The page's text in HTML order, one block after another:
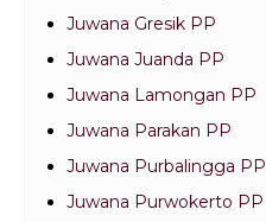
Juwana Gresik PP
Juwana Juanda PP
Juwana Lamongan PP
Juwana Parakan PP
Juwana Purbalingga PP
Juwana Purwokerto PP